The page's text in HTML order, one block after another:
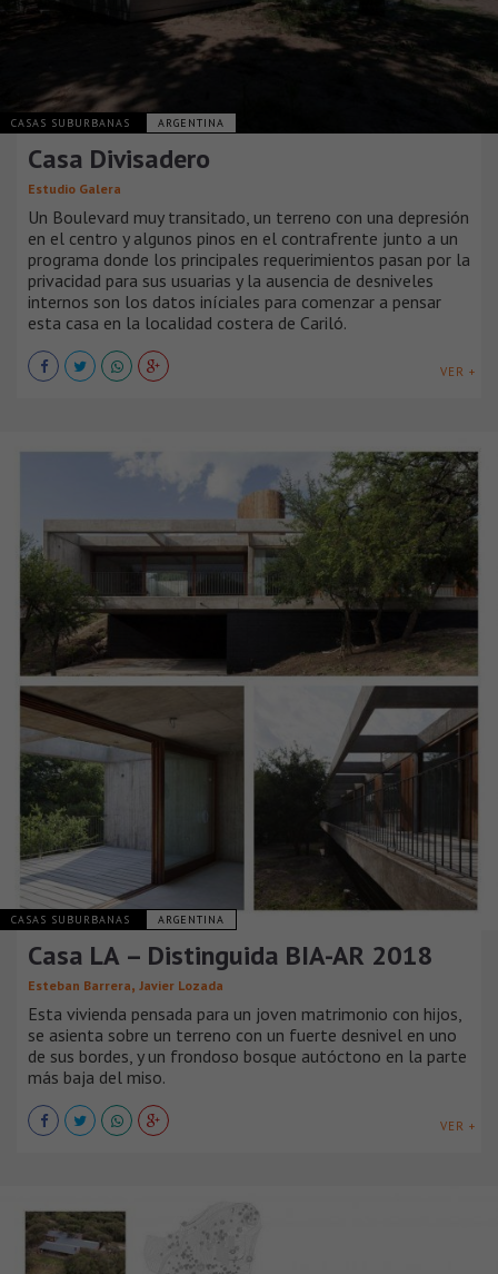
CASAS SUBURBANAS ARGENTINA
Casa Divisadero
Estudio Galera
Un Boulevard muy transitado, un terreno con una depresión
en el centro y algunos pinos en el contrafrente junto a un
programa donde los principales requerimientos pasan por la
privacidad para sus usuarias y la ausencia de desniveles
internos son los datos iníciales para comenzar a pensar
esta casa en la localidad costera de Cariló.
VER +
CASAS SUBURBANAS ARGENTINA
Casa LA – Distinguida BIA-AR 2018
Esteban Barrera, Javier Lozada
Esta vivienda pensada para un joven matrimonio con hijos,
se asienta sobre un terreno con un fuerte desnivel en uno
de sus bordes, y un frondoso bosque autóctono en la parte
más baja del miso.
VER +